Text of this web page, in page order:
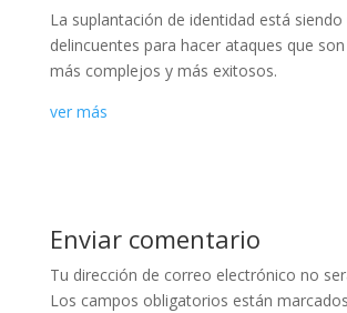
La suplantación de identidad está
delincuentes para hacer ataques que
más complejos y más exitosos.
ver más
Enviar comentario
Tu dirección de correo electrónico no
Los campos obligatorios están